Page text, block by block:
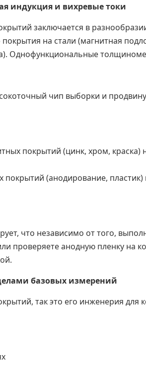
индукция и вихревые токи
заключается в
на стали (магнитная
Однофункциональные
чип выборки и
покрытий (цинк, хром, краска)
покрытий (анодирование,
что независимо от того,
проверяете анодную пленку на
базовых измерений
, так это его инженерия